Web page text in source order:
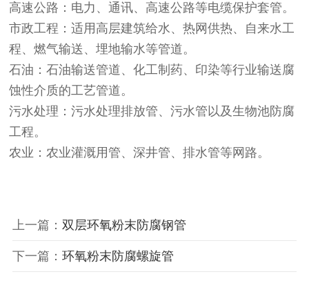
高速公路：电力、通讯、高速公路等电缆保护套管。
市政工程：适用高层建筑给水、热网供热、自来水工
程、燃气输送、埋地输水等管道。
石油：石油输送管道、化工制药、印染等行业输送腐
蚀性介质的工艺管道。
污水处理：污水处理排放管、污水管以及生物池防腐
工程。
农业：农业灌溉用管、深井管、排水管等网路。
上一篇： 双层环氧粉末防腐钢管
下一篇： 环氧粉末防腐螺旋管